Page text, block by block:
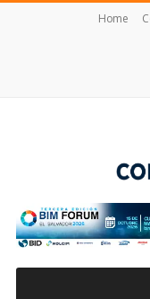
Home
Construcción